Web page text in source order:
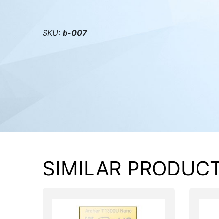
SKU: b-007
SIMILAR